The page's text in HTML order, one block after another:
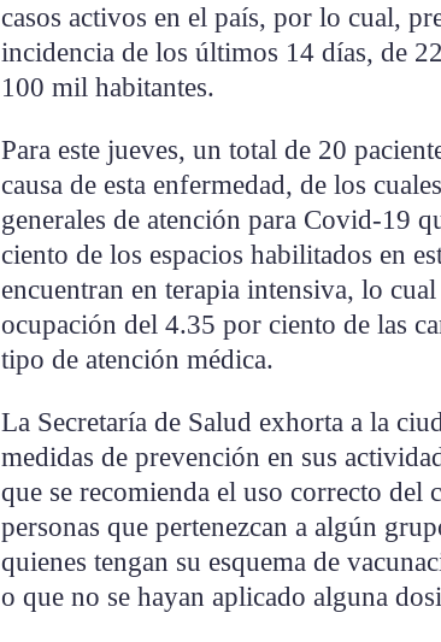
casos activos en el país, por lo cual,
incidencia de los últimos 14 días, de
100 mil habitantes.
Para este jueves, un total de 20
causa de esta enfermedad, de los
generales de atención para Covid-19
ciento de los espacios habilitados en
encuentran en terapia intensiva, lo
ocupación del 4.35 por ciento de las
tipo de atención médica.
La Secretaría de Salud exhorta a la
medidas de prevención en sus
que se recomienda el uso correcto del
personas que pertenezcan a algún
quienes tengan su esquema de
o que no se hayan aplicado alguna